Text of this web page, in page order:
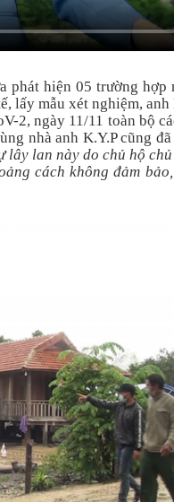
phát hiện 05 trường hợp
lấy mẫu xét nghiệm, anh
2, ngày 11/11 toàn bộ
nhà anh K.Y.P cũng
lây lan này do chủ hộ
cách không đảm